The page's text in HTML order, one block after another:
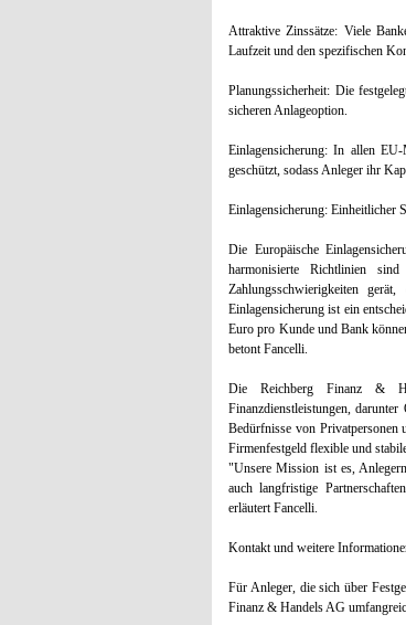
Attraktive Zinssätze: Viele
Laufzeit und den spezifischen
Planungssicherheit: Die
sicheren Anlageoption.
Einlagensicherung: In allen
geschützt, sodass Anleger ihr
Einlagensicherung: Einheitlicher
Die Europäische
harmonisierte Richtlinien
Zahlungsschwierigkeiten
Einlagensicherung ist ein
Euro pro Kunde und Bank
betont Fancelli.
Die Reichberg Finanz &
Finanzdienstleistungen,
Bedürfnisse von Privatpersonen
Firmenfestgeld flexible und
"Unsere Mission ist es,
auch langfristige
erläutert Fancelli.
Kontakt und weitere
Für Anleger, die sich über
Finanz & Handels AG